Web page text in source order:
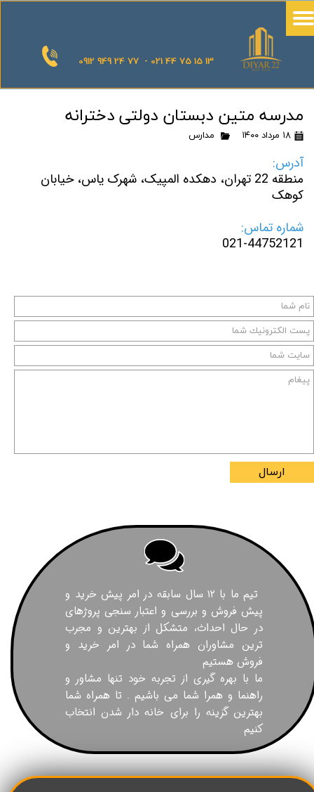
0912 949 24 77 - 021 44 75 15 13
مدرسه متین دبستان دولتی دخترانه
۱۸ مرداد ۱۴۰۰ مدارس
آدرس:
منطقه 22 تهران، دهکده المپیک، شهرک یاس، خیابان
کوهک
شماره تماس:
021-44752121
ارسال
تیم ما با ۱۲ سال سابقه در امر پیش خرید و
پیش فروش و بررسی و اعتبار سنجی پروژهای
در حال احداث، متشکل از بهترین و مجرب
ترین مشاوران همراه شما در امر خرید و
فروش هستیم
ما با بهره گیری از تجربه خود تنها مشاور و
راهنما و همرا شما می باشیم . تا همراه شما
بهترین گزینه را برای خانه دار شدن انتخاب
کنیم